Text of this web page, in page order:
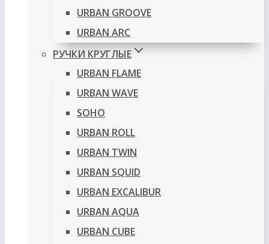
URBAN GROOVE
URBAN ARC
РУЧКИ КРУГЛЫЕ
URBAN FLAME
URBAN WAVE
SOHO
URBAN ROLL
URBAN TWIN
URBAN SQUID
URBAN EXCALIBUR
URBAN AQUA
URBAN CUBE